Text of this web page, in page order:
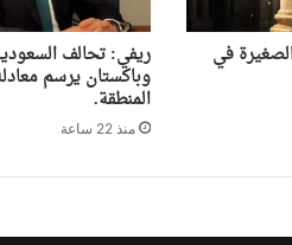
في ريفي: تحالف
وباكستان يرسم
المنطقة.
منذ 22 ساعة